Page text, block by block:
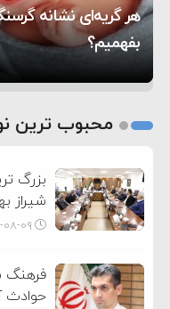
سختی خواهند
سنتکام پایان
۶:۰۵
هر گریه‌ای نشانه
بفهمیم؟
تغذیه پدر می‌تواند بر
روی دیگر زندگی
2
محبوب ترین
بزرگ
شیراز
۱۴۰۳-
حوادث